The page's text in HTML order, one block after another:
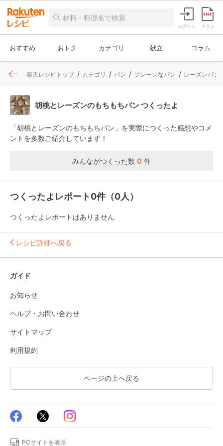
ログイン チラシ
おすすめ おトク カテゴリ 献立 コラム
楽天レシピトップ カテゴリ パン プレーンなパン レーズンパン
胡桃とレーズンのもちもちパン つくったよ
「胡桃とレーズンのもちもちパン」を実際につくった感想やコメ
ントを多数ご紹介しています！
みんながつくった数 0 件
つくったよレポート0件（0人）
つくったよレポートはありません
レシピ詳細へ戻る
ガイド
お知らせ
ヘルプ・お問い合わせ
サイトマップ
利用規約
ページの上へ戻る
PCサイトを表示